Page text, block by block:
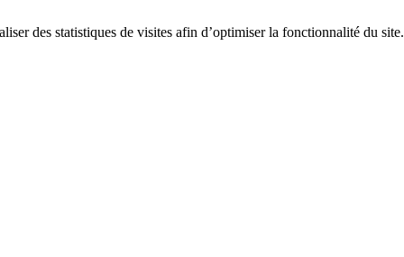
des statistiques de visites afin d’optimiser la fonctionnalité du site.